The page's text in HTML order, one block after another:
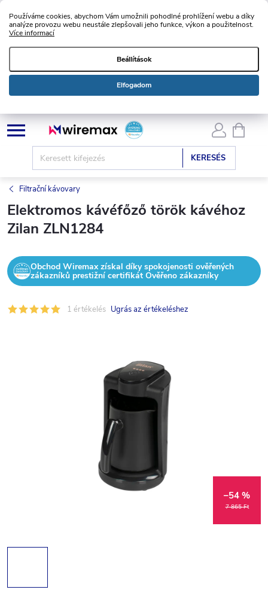
Používáme cookies, abychom Vám umožnili pohodlné prohlížení webu a díky
analýze provozu webu neustále zlepšovali jeho funkce, výkon a použitelnost.
Více informací
Beállítások
Elfogadom
Ugrás
KERESÉS
Filtrační kávovary
Elektromos kávéfőző török kávéhoz
Zilan ZLN1284
Obchod Wiremax získal díky spokojenosti ověřených
zákazníků prestižní certifikát Ověřeno zákazníky
1 értékelés Ugrás az értékeléshez
7 865 Ft
–54 %